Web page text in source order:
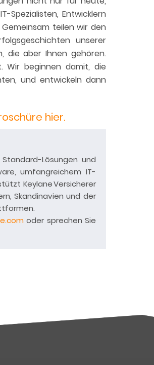
Spezialisten, Entwicklern
teilen wir den
unserer
die aber Ihnen gehören.
Wir beginnen damit, die
und entwickeln dann
hier.
Lösungen und
umfangreichem IT-
Keylane Versicherer
Skandinavien und der
oder sprechen Sie